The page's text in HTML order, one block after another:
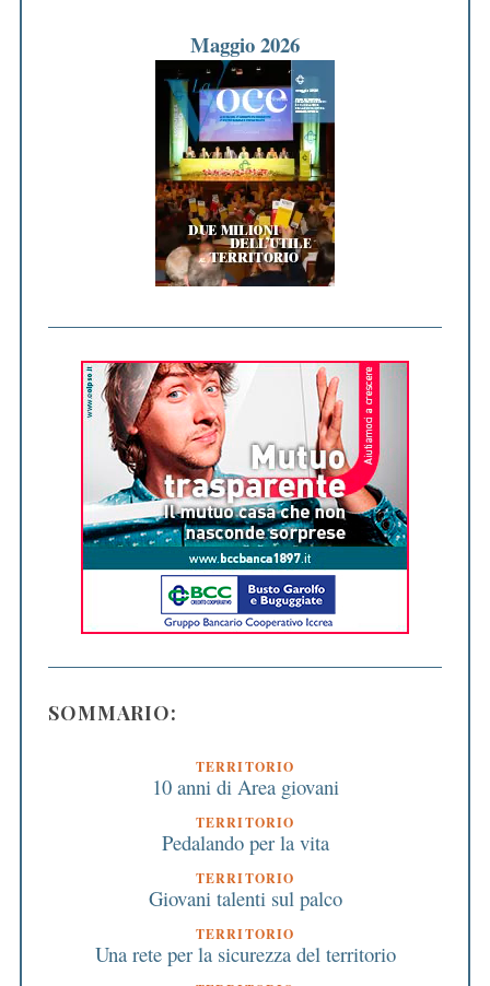
Maggio 2026
SOMMARIO:
TERRITORIO
10 anni di Area giovani
TERRITORIO
Pedalando per la vita
TERRITORIO
Giovani talenti sul palco
TERRITORIO
Una rete per la sicurezza del territorio